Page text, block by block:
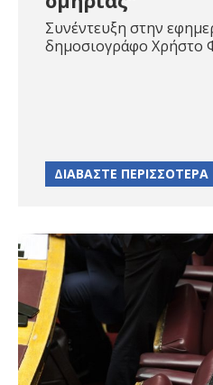
Συνέντευξη στην
δημοσιογράφο Χρήστο
ΔΙΑΒΑΣΤΕ ΠΕΡΙΣΣΟΤΕΡΑ